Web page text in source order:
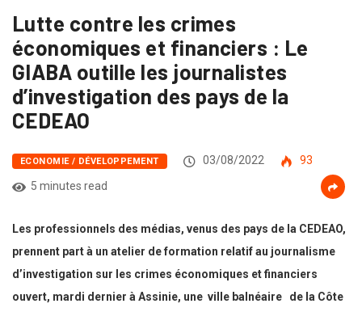
Lutte contre les crimes
économiques et financiers : Le
GIABA outille les journalistes
d’investigation des pays de la
CEDEAO
ECONOMIE / DÉVELOPPEMENT 03/08/2022
93
5 minutes read
Les professionnels des médias, venus des pays de la CEDEAO,
prennent part à un atelier de formation relatif au journalisme
d’investigation sur les crimes économiques et financiers
ouvert, mardi dernier à Assinie, une ville balnéaire de la Côte